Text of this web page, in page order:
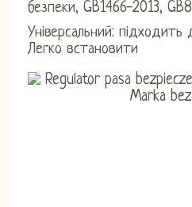
безпеки, GB1466-2013,
Універсальний: підходить
Легко встановити